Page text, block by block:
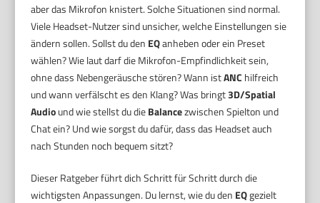
aber das Mikrofon knistert. Solche Situationen sind normal.
Viele Headset-Nutzer sind unsicher, welche Einstellungen sie
ändern sollen. Sollst du den EQanheben oder ein Preset
wählen? Wie laut darf die Mikrofon-Empfindlichkeit sein,
ohne dass Nebengeräusche stören? Wann istANC hilfreich
und wann verfälscht es den Klang? Was bringt3D/Spatial
Audiound wie stellst du dieBalancezwischen Spielton und
Chat ein? Und wie sorgst du dafür, dass das Headset auch
nach Stunden noch bequem sitzt?
Dieser Ratgeber führt dich Schritt für Schritt durch die
wichtigsten Anpassungen. Du lernst, wie du den EQgezielt